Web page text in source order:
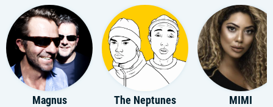
Magnus The Neptunes MIMI